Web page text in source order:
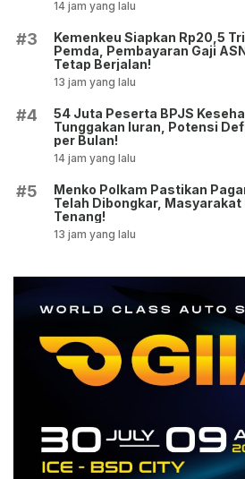
14 jam yang lalu
#3
Kemenkeu Siapkan Rp20,5
Pemda, Pembayaran Gaji
Tetap Berjalan!
13 jam yang lalu
#4
54 Juta Peserta BPJS
Tunggakan Iuran, Potensi
per Bulan!
14 jam yang lalu
#5
Menko Polkam Pastikan
Telah Dibongkar,
Tenang!
13 jam yang lalu